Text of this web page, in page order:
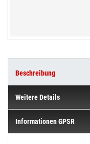
Beschreibung
Weitere Details
Informationen GPSR